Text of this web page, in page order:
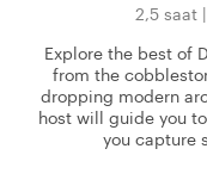
2,5 saat|
Explore the best of
from the
dropping modern
host will guide you
you capture